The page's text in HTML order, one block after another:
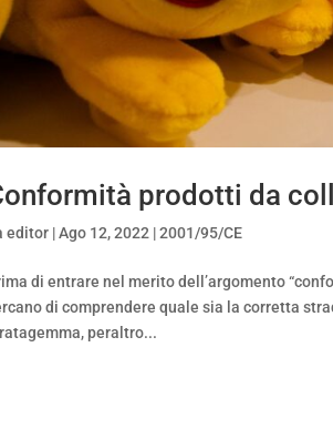
prodotti da
editor |Ago 12, 2022 |2001/95/CE
di entrare nel merito dell’argomento
di comprendere quale sia la corretta
peraltro...